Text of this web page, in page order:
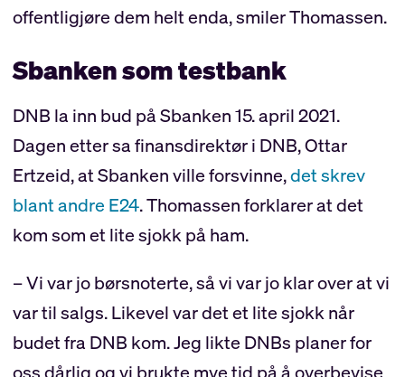
offentligjøre dem helt enda, smiler Thomassen.
Sbanken som testbank
DNB la inn bud på Sbanken 15. april 2021.
Dagen etter sa finansdirektør i DNB, Ottar
Ertzeid, at Sbanken ville forsvinne,det skrev
blant andre E24. Thomassen forklarer at det
kom som et lite sjokk på ham.
– Vi var jo børsnoterte, så vi var jo klar over at vi
var til salgs. Likevel var det et lite sjokk når
budet fra DNB kom. Jeg likte DNBs planer for
oss dårlig og vi brukte mye tid på å overbevise